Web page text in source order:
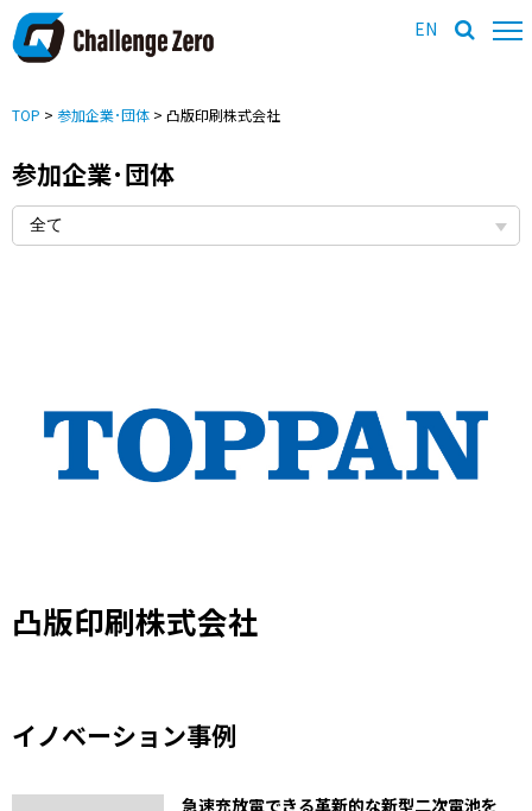
EN
TOP > 参加企業･団体 > 凸版印刷株式会社
参加企業･団体
凸版印刷株式会社
イノベーション事例
急速充放電できる革新的な新型二次電池を